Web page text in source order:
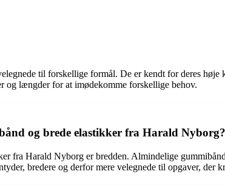
til forskellige formål. De er kendt for deres
og længder for at imødekomme forskellige behov.
og brede elastikker fra Harald Nyborg?
fra Harald Nyborg er bredden. Almindelige
bredere og derfor mere velegnede til opgaver,